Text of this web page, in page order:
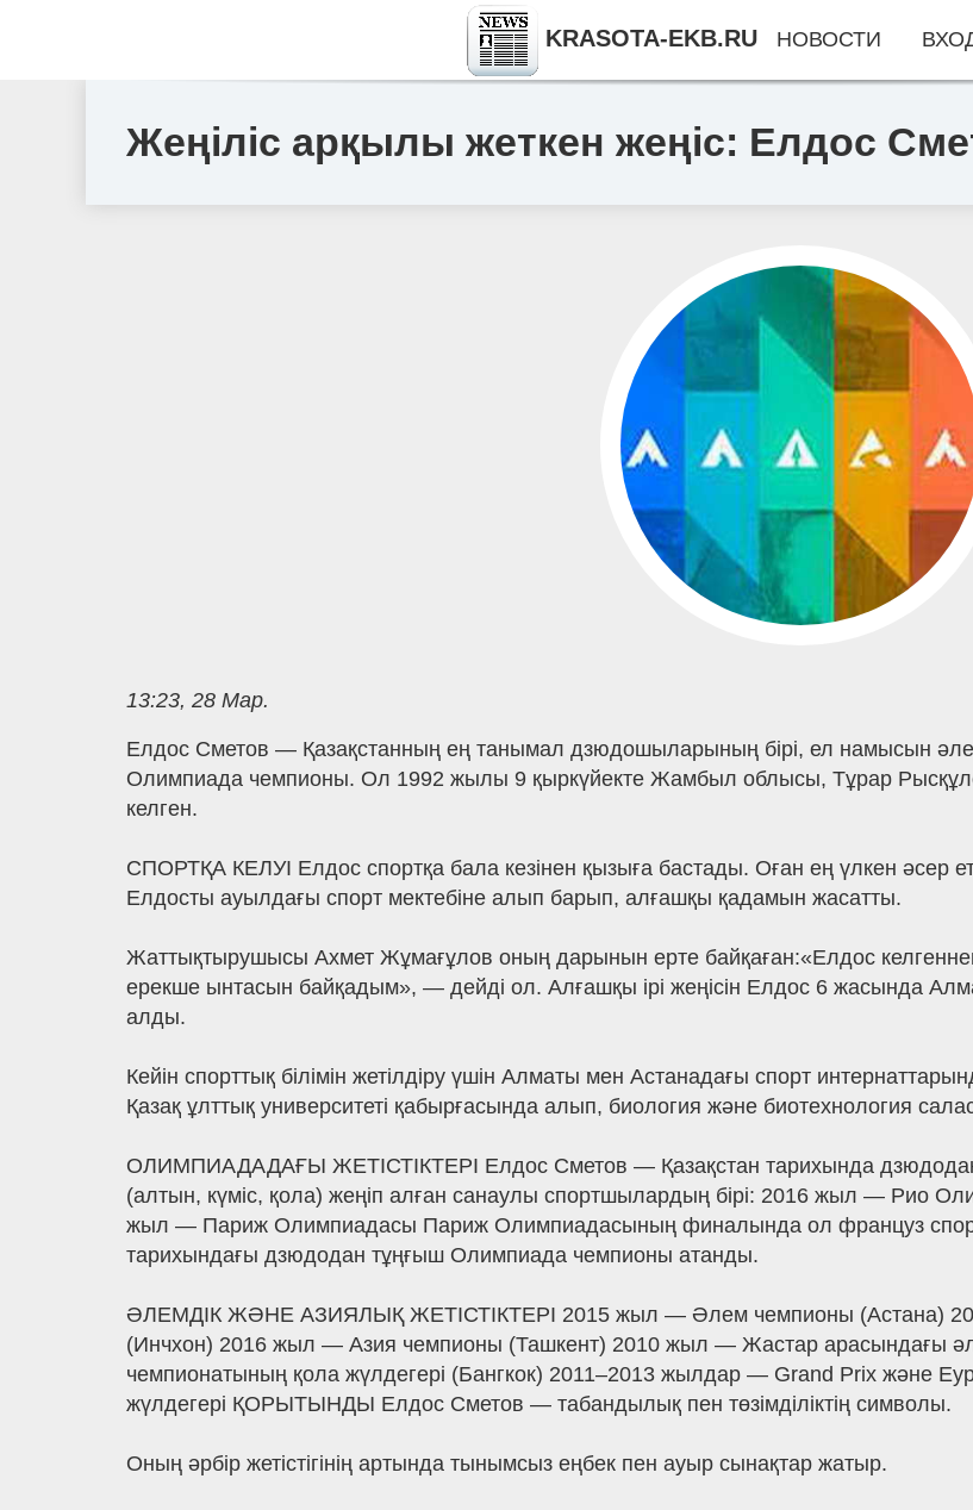
Жеңіліс арқылы жеткен жеңіс: Елдос
13:23, 28 Мар.
Елдос Сметов — Қазақстанның ең танымал дзюдошыларының бірі, ел намысын
Олимпиада чемпионы. Ол 1992 жылы 9 қыркүйекте Жамбыл облысы, Тұрар
келген.
СПОРТҚА КЕЛУІ Елдос спортқа бала кезінен қызыға бастады. Оған ең үлкен
Елдосты ауылдағы спорт мектебіне алып барып, алғашқы қадамын жасатты.
Жаттықтырушысы Ахмет Жұмағұлов оның дарынын ерте байқаған:«Елдос келгеннен
ерекше ынтасын байқадым», — дейді ол. Алғашқы ірі жеңісін Елдос 6 жасында
алды.
Кейін спорттық білімін жетілдіру үшін Алматы мен Астанадағы спорт
Қазақ ұлттық университеті қабырғасында алып, биология және биотехнология
ОЛИМПИАДАДАҒЫ ЖЕТІСТІКТЕРІ Елдос Сметов — Қазақстан тарихында
(алтын, күміс, қола) жеңіп алған санаулы спортшылардың бірі: 2016 жыл — Рио
жыл — Париж Олимпиадасы Париж Олимпиадасының финалында ол француз
тарихындағы дзюдодан тұңғыш Олимпиада чемпионы атанды.
ӘЛЕМДІК ЖӘНЕ АЗИЯЛЫҚ ЖЕТІСТІКТЕРІ 2015 жыл — Әлем чемпионы (Астана)
(Инчхон) 2016 жыл — Азия чемпионы (Ташкент) 2010 жыл — Жастар арасындағы
чемпионатының қола жүлдегері (Бангкок) 2011–2013 жылдар — Grand Prix және
жүлдегері ҚОРЫТЫНДЫ Елдос Сметов — табандылық пен төзімділіктің символы.
Оның әрбір жетістігінің артында тынымсыз еңбек пен ауыр сынақтар жатыр.
KRASOTA-EKB.RU НОВОСТИ